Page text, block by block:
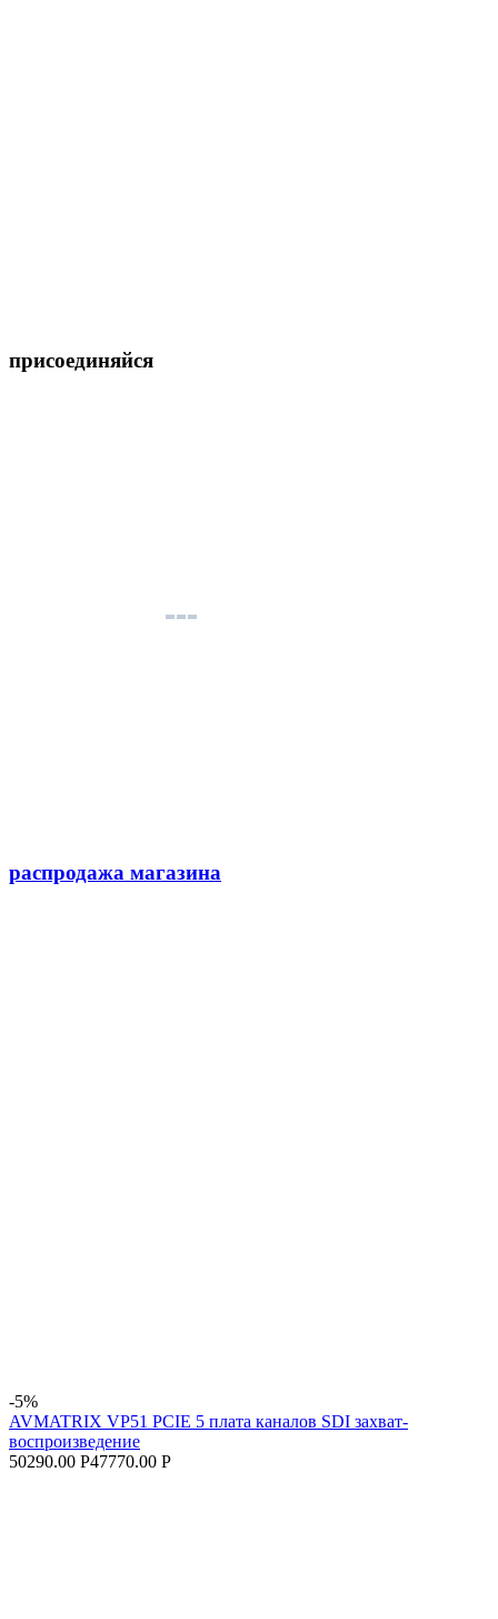
присоединяйся
распродажа магазина
-5%
AVMATRIX VP51 PCIE 5 плата каналов SDI захват-
воспроизведение
50290.00 Р47770.00 Р